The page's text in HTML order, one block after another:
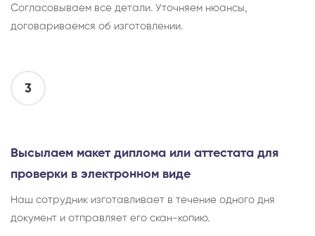
Согласовываем все детали. Уточняем нюансы,
договариваемся об изготовлении.
3
Высылаем макет диплома или аттестата для
проверки в электронном виде
Наш сотрудник изготавливает в течение одного дня
документ и отправляет его скан-копию.